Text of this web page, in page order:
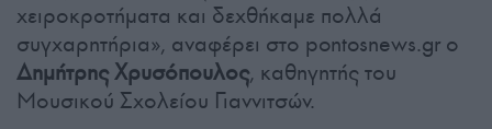
χειροκροτήματα και δεχθήκαμε πολλά
συγχαρητήρια», αναφέρει στο pontosnews.gr ο
Δημήτρης Χρυσόπουλος, καθηγητής του
Μουσικού Σχολείου Γιαννιτσών.